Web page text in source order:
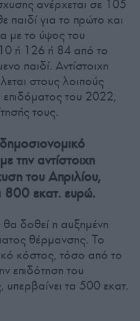
ανέρχεται σε 105
για το πρώτο και
με το ύψος του
ή 126 ή 84 από το
παιδί. Αντίστοιχη
στους λοιπούς
επιδόματος του 2022,
τους.
την αντίστοιχη
του Απριλίου,
800 εκατ. ευρώ.
δοθεί η αυξημένη
θέρμανσης. Το
κόστος, τόσο από το
επιδότηση του
τα 500 εκατ.